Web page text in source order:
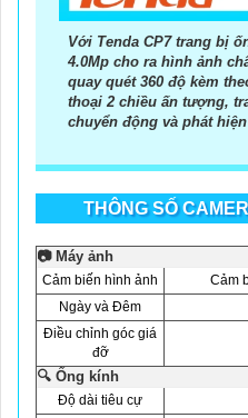
Với Tenda CP7 trang bị
4.0Mp cho ra hình ảnh
quay quét 360 độ kèm
thoại 2 chiều ấn tượng,
chuyển động và phát
THÔNG SỐ
📷 Máy ảnh
Cảm biến hình ảnh
Cảm
Ngày và Đêm
Điều chỉnh góc giá
đỡ
🔍 Ống kính
Độ dài tiêu cự